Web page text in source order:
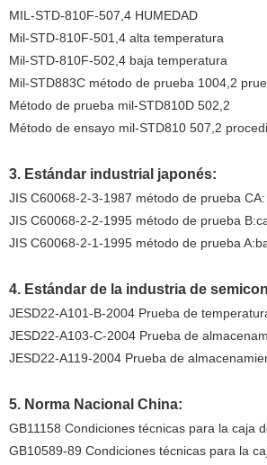
MIL-STD-810F-507,4 HUMEDAD
Mil-STD-810F-501,4 alta temperatura
Mil-STD-810F-502,4 baja temperatura
Mil-STD883C método de prueba 1004,2
Método de prueba mil-STD810D 502,2
Método de ensayo mil-STD810 507,2
3. Estándar industrial japonés:
JIS C60068-2-3-1987 método de prueba
JIS C60068-2-2-1995 método de prueba
JIS C60068-2-1-1995 método de prueba
4. Estándar de la industria de
JESD22-A101-B-2004 Prueba de
JESD22-A103-C-2004 Prueba de
JESD22-A119-2004 Prueba de
5. Norma Nacional China:
GB11158 Condiciones técnicas para la caja
GB10589-89 Condiciones técnicas para la